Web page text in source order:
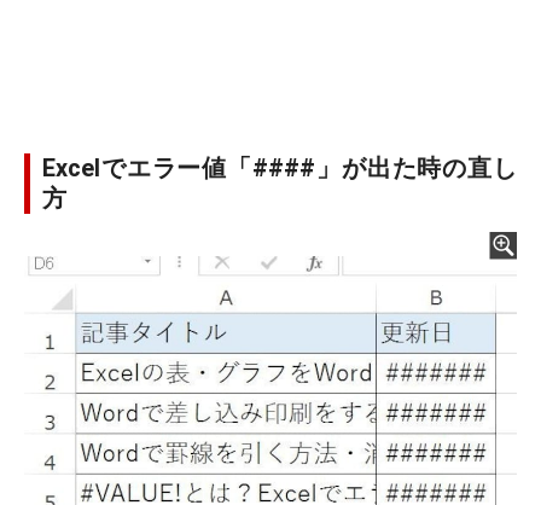
Excelでエラー値「####」が出た時の直し
方